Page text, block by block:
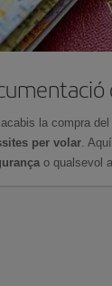
la compra
per volar.
o qualsevol